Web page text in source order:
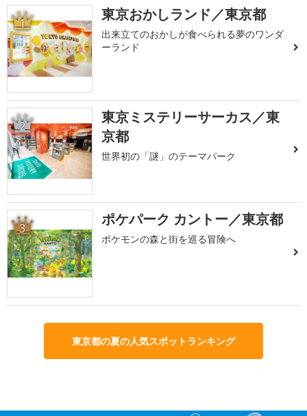
1 東京おかしランド／東京都
出来立てのおかしが食べられる夢のワンダ
ーランド
2
東京ミステリーサーカス／東
京都
世界初の「謎」のテーマパーク
3 ポケパーク カントー／東京都
ポケモンの森と街を巡る冒険へ
東京都の夏の人気スポットランキング